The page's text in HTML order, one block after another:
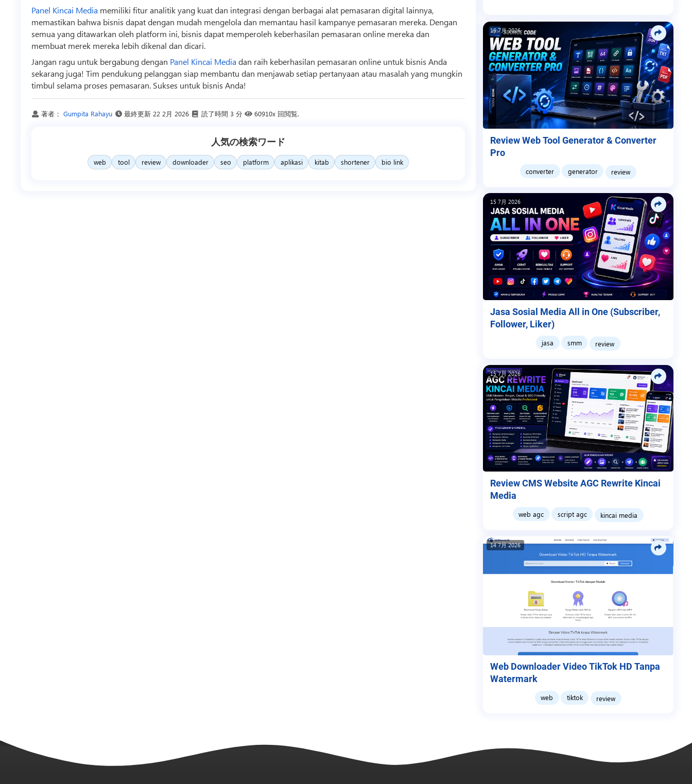
Panel Kincai Media memiliki fitur analitik yang kuat dan integrasi dengan berbagai alat pemasaran digital lainnya,
memastikan bahwa bisnis dapat dengan mudah mengelola dan memantau hasil kampanye pemasaran mereka. Dengan
semua yang ditawarkan oleh platform ini, bisnis dapat memperoleh keberhasilan pemasaran online mereka dan
membuat merek mereka lebih dikenal dan dicari.
Jangan ragu untuk bergabung dengan Panel Kincai Media dan raih keberhasilan pemasaran online untuk bisnis Anda
sekarang juga! Tim pendukung pelanggan siap membantu dan menjawab setiap pertanyaan atau masalah yang mungkin
timbul selama proses pemasaran. Sukses untuk bisnis Anda!
著者：Gumpita Rahayu 最終更新 22 2月 2026 読了時間 3 分 60910x 回閲覧.
人気の検索ワード
web tool review downloader seo platform aplikasi kitab shortener bio link
16 7月 2026
Review Web Tool Generator & Converter
Pro
converter generator review
15 7月 2026
Jasa Sosial Media All in One (Subscriber,
Follower, Liker)
jasa smm review
15 7月 2026
Review CMS Website AGC Rewrite Kincai
Media
web agc script agc kincai media
14 7月 2026
Web Downloader Video TikTok HD Tanpa
Watermark
web tiktok review